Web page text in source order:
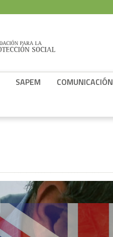
SAPEM COMUNICACIÓN